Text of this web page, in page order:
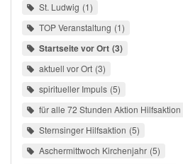
St. Ludwig 1
TOP Veranstaltung 1
Startseite vor Ort 3
aktuell vor Ort 3
spiritueller Impuls 5
für alle 72 Stunden Aktion Hilfsaktion
Sternsinger Hilfsaktion 5
Aschermittwoch Kirchenjahr 5